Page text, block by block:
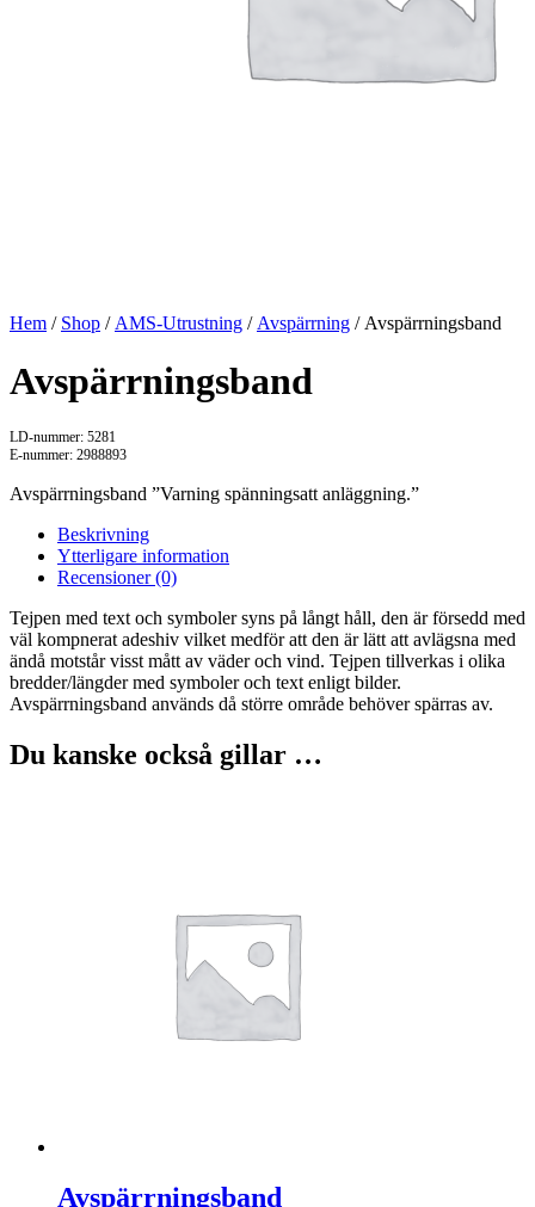
Hem / Shop / AMS-Utrustning / Avspärrning / Avspärrningsband
Avspärrningsband
LD-nummer: 5281
E-nummer: 2988893
Avspärrningsband ”Varning spänningsatt anläggning.”
Beskrivning
Ytterligare information
Recensioner (0)
Tejpen med text och symboler syns på långt håll, den är försedd med
väl kompnerat adeshiv vilket medför att den är lätt att avlägsna med
ändå motstår visst mått av väder och vind. Tejpen tillverkas i olika
bredder/längder med symboler och text enligt bilder.
Avspärrningsband används då större område behöver spärras av.
Du kanske också gillar …
Avspärrningsband